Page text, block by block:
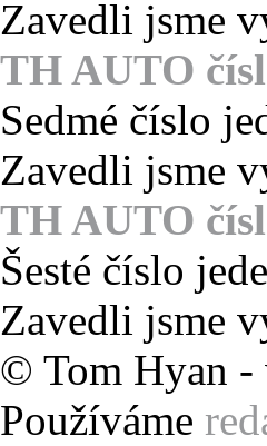
Zavedli jsme
TH AUTO
Sedmé číslo
Zavedli jsme
TH AUTO
Šesté číslo
Zavedli jsme
© Tom Hyan -
Používáme